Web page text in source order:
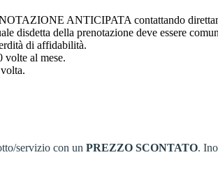
ANTICIPATA contattando
disdetta della prenotazione deve essere
di affidabilità.
volte al mese.
servizio con un PREZZO SCONTATO.